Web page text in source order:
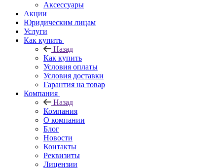
Аксессуары
Акции
Юридическим лицам
Услуги
Как купить
Назад
Как купить
Условия оплаты
Условия доставки
Гарантия на товар
Компания
Назад
Компания
О компании
Блог
Новости
Контакты
Реквизиты
Лицензии